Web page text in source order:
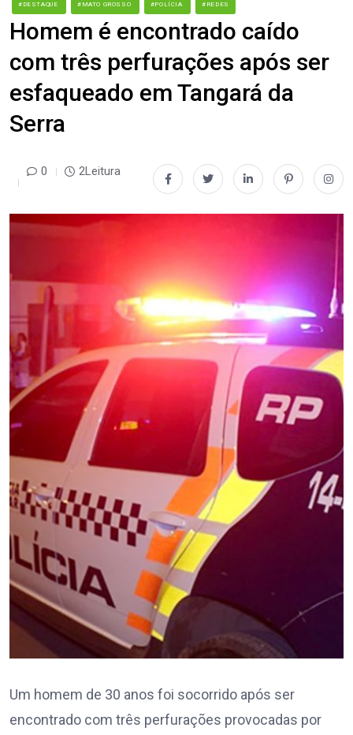
#DESTAQUE #MATO GROSSO #POLÍCIA #REDES
Homem é encontrado caído
com três perfurações após ser
esfaqueado em Tangará da
Serra
0 2Leitura
Um homem de 30 anos foi socorrido após ser
encontrado com três perfurações provocadas por